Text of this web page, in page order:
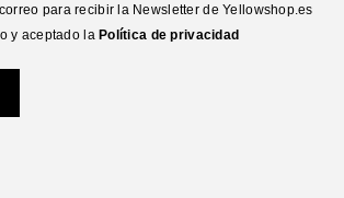
para recibir la Newsletter de Yellowshop.es
y aceptado la Política de privacidad